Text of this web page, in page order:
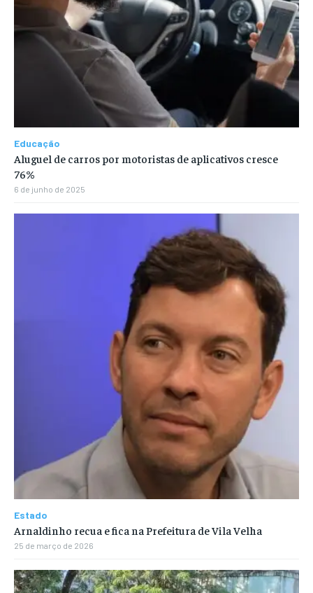
Educação
Aluguel de carros por motoristas de aplicativos cresce
76%
6 de junho de 2025
Estado
Arnaldinho recua e fica na Prefeitura de Vila Velha
25 de março de 2026